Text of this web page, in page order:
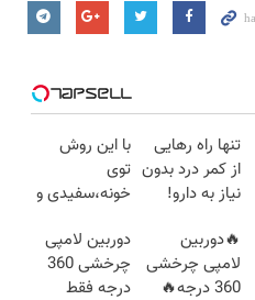
تنها راه رهایی
از کمر درد بدون
نیاز به دارو!
با این روش
توی
خونه،سفیدی و
برگردون
(40%off)
🔥دوربین
لامپی چرخشی
360 درجه🔥
دوربین لامپی
چرخشی 360
درجه فقط